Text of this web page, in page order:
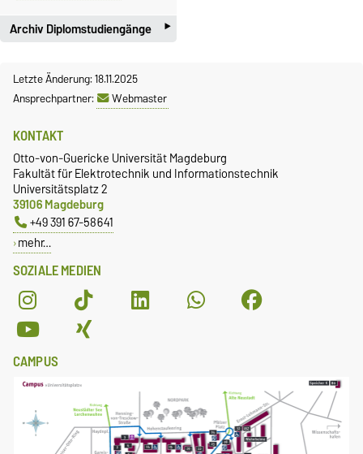
Archiv Diplomstudiengänge ‣
Studien- gänge werden nicht
mehr angeboten. Die
Archivierung!
Elektrotechnik
Informationstechnologie
Mechatronik
Systemtechnik und
Technische Kybernetik
Letzte Änderung: 18.11.2025
Ansprechpartner:
Webmaster
SOZIALE MEDIEN
KONTAKT
Otto-von-Guericke Universität Magdeburg
Fakultät für Elektrotechnik und Informationstechnik
Universitätsplatz 2
39106 Magdeburg
+49 391 67-58641
mehr…
CAMPUS